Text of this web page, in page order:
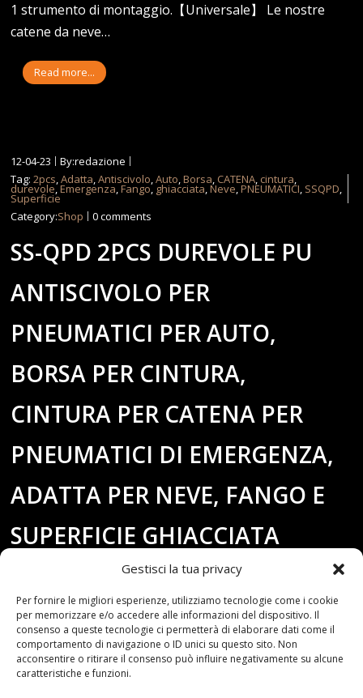
Gestisci la tua privacy
Per fornire le migliori esperienze, utilizziamo tecnologie come i cookie
per memorizzare e/o accedere alle informazioni del dispositivo. Il
consenso a queste tecnologie ci permetterà di elaborare dati come il
comportamento di navigazione o ID unici su questo sito. Non
acconsentire o ritirare il consenso può influire negativamente su alcune
caratteristiche e funzioni.
1 strumento di montaggio.【Universale】 Le nostre
catene da neve…
Read more...
12-04-23
By:redazione
Tag:2pcs,Adatta,Antiscivolo,Auto,Borsa, CATENA, cintura,
durevole,Emergenza,Fango, ghiacciata,Neve,PNEUMATICI, SSQPD,
Superficie
Category:Shop 0 comments
SS-QPD 2PCS DUREVOLE PU
ANTISCIVOLO PER
PNEUMATICI PER AUTO,
BORSA PER CINTURA,
CINTURA PER CATENA PER
PNEUMATICI DI EMERGENZA,
ADATTA PER NEVE, FANGO E
SUPERFICIE GHIACCIATA